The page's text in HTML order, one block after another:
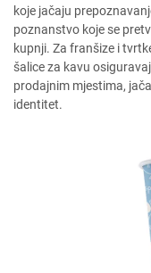
koje jačaju
poznanstvo koje se
kupnji. Za franšize i
šalice za kavu
prodajnim mjestima,
identitet.